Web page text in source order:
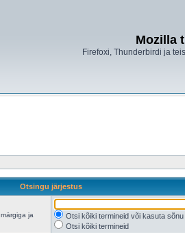
Mozilla
Firefoxi, Thunderbirdi ja
Otsingu järjestus
märgiga ja
Otsi kõiki termineid või kasuta
Otsi kõiki termineid